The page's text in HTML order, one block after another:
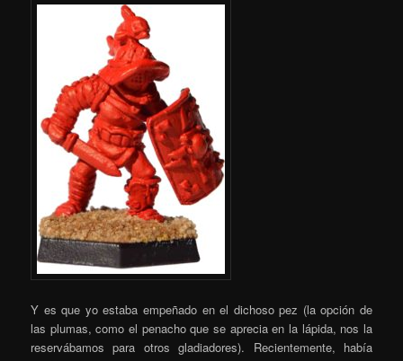
Y es que yo estaba empeñado en el dichoso pez (la opción de
las plumas, como el penacho que se aprecia en la lápida, nos la
reservábamos para otros gladiadores). Recientemente, había